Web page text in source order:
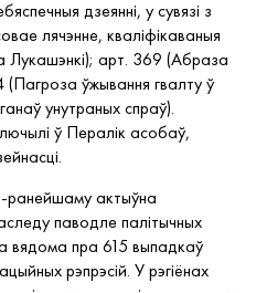
дзеянні, у сувязі з
лячэнне, кваліфікаваныя
арт. 369 (Абраза
ўжывання гвалту ў
унутраных спраў).
ў Пералік асобаў,
ранейшаму актыўна
паводле палітычных
вядома пра 615 выпадкаў
рэпрэсій. У рэгіёнах